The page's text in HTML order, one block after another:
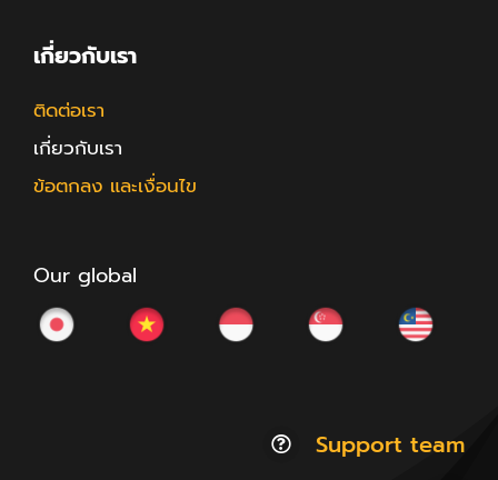
เกี่ยวกับเรา
ติดต่อเรา
เกี่ยวกับเรา
ข้อตกลง และเงื่อนไข
Our global
Support team